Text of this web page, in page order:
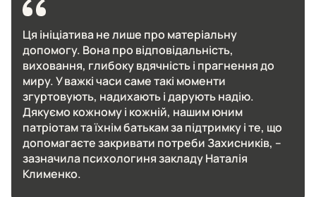
Ця ініціатива не лише про матеріальну
допомогу. Вона про відповідальність,
виховання, глибоку вдячність і прагнення до
миру. У важкі часи саме такі моменти
згуртовують, надихають і дарують надію.
Дякуємо кожному і кожній, нашим юним
патріотам та їхнім батькам за підтримку і те, що
допомагаєте закривати потреби Захисників, –
зазначила психологиня закладу Наталія
Клименко.